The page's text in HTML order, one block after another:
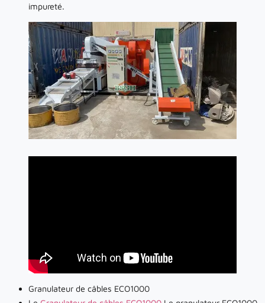
impureté.
Granulateur de câbles ECO1000